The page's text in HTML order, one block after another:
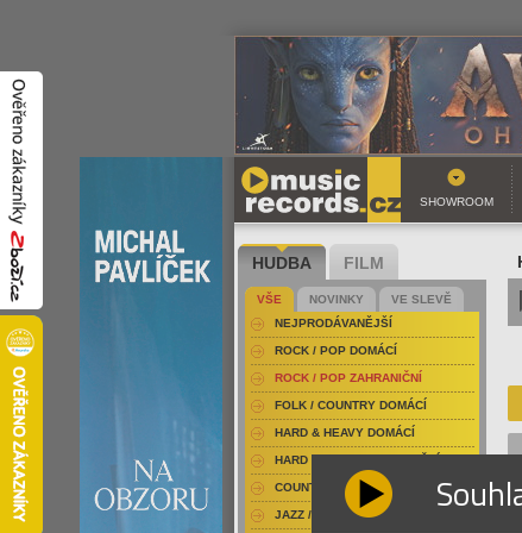
SHOWROOM
HUDBA FILM
VŠE NOVINKY
VE SLEVĚ
NEJPRODÁVANĚJŠÍ
ROCK / POP DOMÁCÍ
ROCK / POP ZAHRANIČNÍ
FOLK / COUNTRY DOMÁCÍ
HARD & HEAVY DOMÁCÍ
HARD & HEAVY ZAHRANIČNÍ
COUNTRY
JAZZ / BLUES